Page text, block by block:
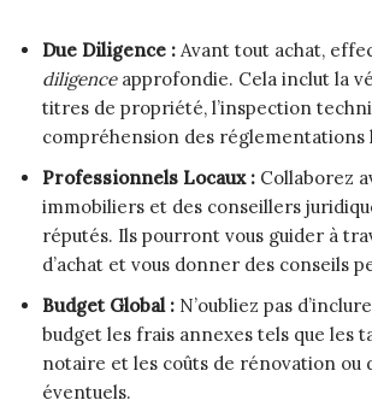
Due Diligence : Avant tout achat,
diligenceapprofondie. Cela inclut la
titres de propriété, l’inspection
compréhension des réglementations
Professionnels Locaux : Collaborez
immobiliers et des conseillers
réputés. Ils pourront vous guider à
d’achat et vous donner des conseils
Budget Global : N’oubliez pas
budget les frais annexes tels que les
notaire et les coûts de rénovation ou
éventuels.